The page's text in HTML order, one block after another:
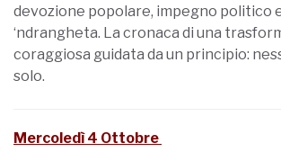
devozione popolare, impegno politico
‘ndrangheta. La cronaca di una
coraggiosa guidata da un principio:
solo.
Merco ledì 4 Ottobre